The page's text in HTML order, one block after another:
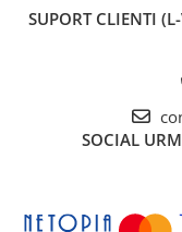
SUPORT CLIENTI
SOCIAL